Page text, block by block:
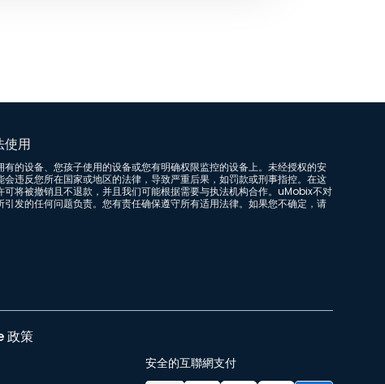
使用
有的设备、您孩子使用的设备或您有明确权限监控的设备上。未经授权的安
会违反您所在国家或地区的法律，导致严重后果，如罚款或刑事指控。在这
可将被撤销且不退款，并且我们可能根据需要与执法机构合作。uMobix不对
引发的任何问题负责。您有责任确保遵守所有适用法律。如果您不确定，请
政策
安全的互聯網支付